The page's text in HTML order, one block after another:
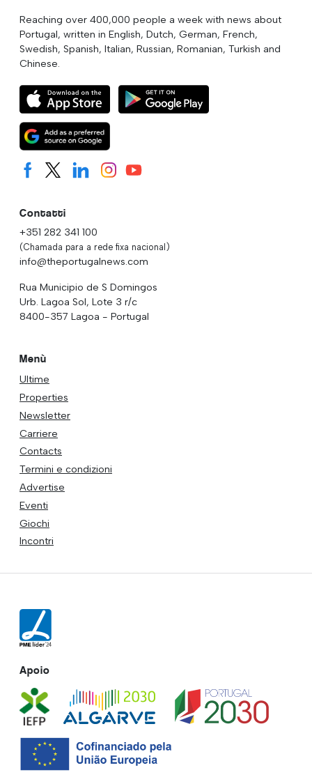
Reaching over 400,000 people a week with news about
Portugal, written in English, Dutch, German, French,
Swedish, Spanish, Italian, Russian, Romanian, Turkish and
Chinese.
Contatti
+351 282 341 100
(Chamada para a rede fixa nacional)
info@theportugalnews.com
Rua Municipio de S Domingos
Urb. Lagoa Sol, Lote 3 r/c
8400-357 Lagoa - Portugal
Menù
Ultime
Properties
Newsletter
Carriere
Contacts
Termini e condizioni
Advertise
Eventi
Giochi
Incontri
Apoio